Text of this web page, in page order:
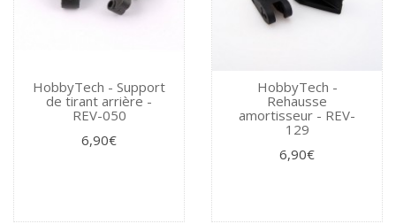
HobbyTech - Support
de tirant arrière -
REV-050
6,90€
HobbyTech -
Rehausse
amortisseur - REV-
129
6,90€